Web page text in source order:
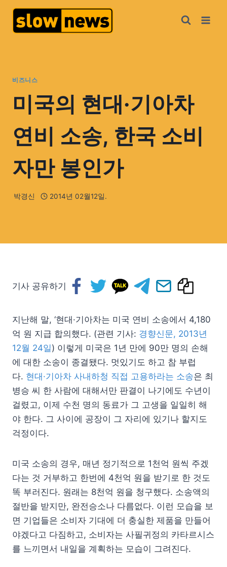
비즈니스
미국의 현대·기아차
연비 소송, 한국 소비
자만 봉인가
박경신 2014년 02월12일.
기사 공유하기
지난해 말, ‘현대·기아차는 미국 연비 소송에서 4,180
억 원 지급 합의했다. (관련 기사: 경향신문, 2013년
12월 24일) 이렇게 미국은 1년 만에 90만 명의 손해
에 대한 소송이 종결됐다. 멋있기도 하고 참 부럽
다. 현대·기아차 사내하청 직접 고용하라는 소송은 최
병승 씨 한 사람에 대해서만 판결이 나기에도 수년이
걸렸고, 이제 수천 명의 동료가 그 고생을 일일히 해
야 한다. 그 사이에 공장이 그 자리에 있기나 할지도
걱정이다.
미국 소송의 경우, 매년 정기적으로 1천억 원씩 주겠
다는 것 거부하고 한번에 4천억 원을 받기로 한 것도
똑 부러진다. 원래는 8천억 원을 청구했다. 소송액의
절반을 받지만, 완전승소나 다름없다. 이런 모습을 보
면 기업들은 소비자 기대에 더 충실한 제품을 만들어
야겠다고 다짐하고, 소비자는 사필귀정의 카타르시스
를 느끼면서 내일을 계획하는 모습이 그려진다.